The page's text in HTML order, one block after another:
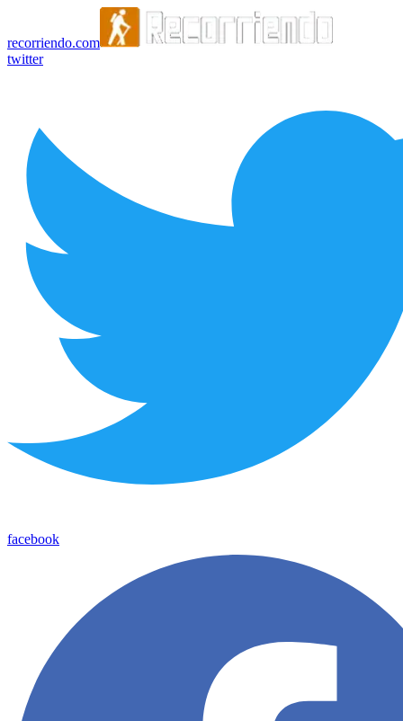
recorriendo.com
twitter
facebook